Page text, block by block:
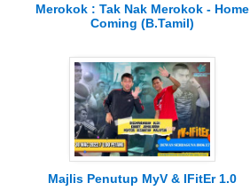
Merokok : Tak Nak Merokok - Home
Coming (B.Tamil)
Majlis Penutup MyV & IFitEr 1.0